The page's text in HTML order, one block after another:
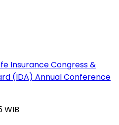
Insurance Congress &
(IDA) Annual Conference
WIB